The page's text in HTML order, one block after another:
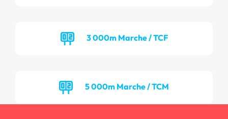
3 000m Marche / TCF
5 000m Marche / TCM